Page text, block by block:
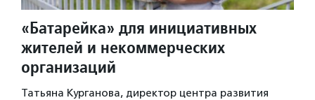
«Батарейка» для инициативных
жителей и некоммерческих
организаций
Татьяна Курганова, директор центра развития